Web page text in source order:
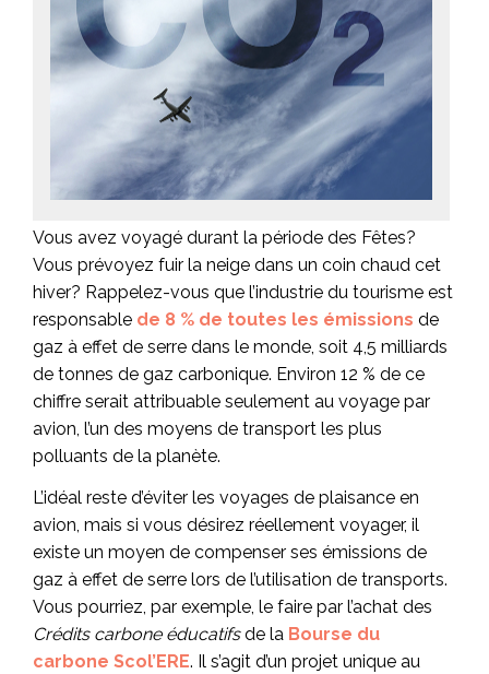
Vous avez voyagé durant la période des Fêtes?
Vous prévoyez fuir la neige dans un coin chaud cet
hiver? Rappelez-vous que l’industrie du tourisme est
responsable de 8 % de toutes les émissions de
gaz à effet de serre dans le monde, soit 4,5 milliards
de tonnes de gaz carbonique. Environ 12 % de ce
chiffre serait attribuable seulement au voyage par
avion, l’un des moyens de transport les plus
polluants de la planète.
L’idéal reste d’éviter les voyages de plaisance en
avion, mais si vous désirez réellement voyager, il
existe un moyen de compenser ses émissions de
gaz à effet de serre lors de l’utilisation de transports.
Vous pourriez, par exemple, le faire par l’achat des
Crédits carbone éducatifsde la Bourse du
carbone Scol’ERE. Il s’agit d’un projet unique au